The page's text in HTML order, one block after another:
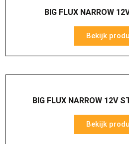
BIG FLUX NARROW
Bekijk
BIG FLUX NARROW 12V
Bekijk